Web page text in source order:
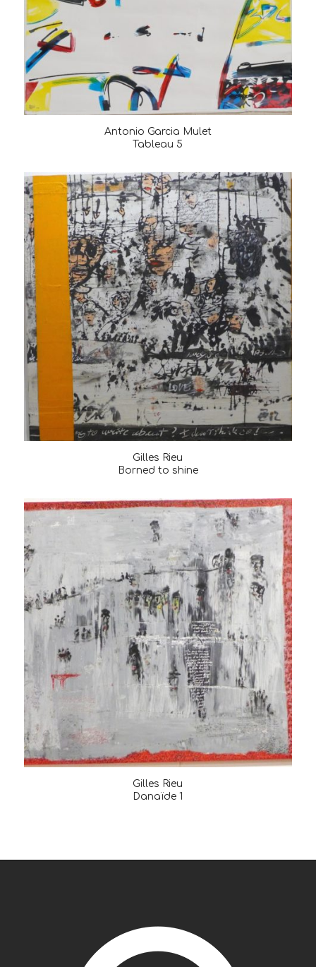
Antonio Garcia Mulet
Tableau 5
Gilles Rieu
Borned to shine
Gilles Rieu
Danaïde 1